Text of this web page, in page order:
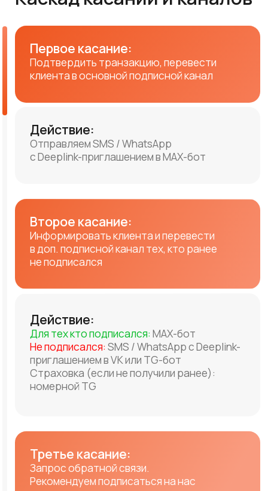
Действие:
Подписался:MAX-бот + VK / TG-бот
Не подписался: номерные WhatsApp, TG или SMS
Подписался:MAX-бот + VK / TG-бот
Не подписался:номерные
WhatsApp и TG
Для тех кто подписался:MAX-бот
Не подписался:SMS / WhatsApp с Deeplink-
приглашением в VK или TG-бот
Страховка (если не получили ранее):
Третье касание:
Запрос обратной связи.
Каналы коммуникации,
которые можно
подключить прямо сейчас